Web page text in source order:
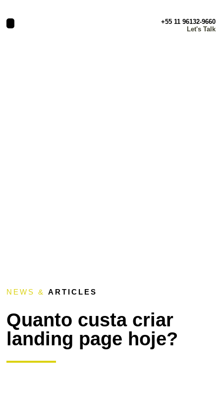
+55 11 96132-9660
Let's Talk
NEWS & ARTICLES
Quanto custa criar
landing page hoje?